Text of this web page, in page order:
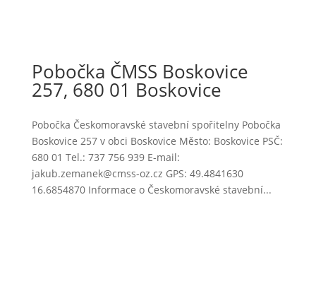
Pobočka ČMSS Boskovice
257, 680 01 Boskovice
Pobočka Českomoravské stavební spořitelny Pobočka
Boskovice 257 v obci Boskovice Město: Boskovice PSČ:
680 01 Tel.: 737 756 939 E-mail:
jakub.zemanek@cmss-oz.cz GPS: 49.4841630
16.6854870 Informace o Českomoravské stavební...